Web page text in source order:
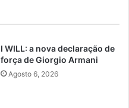
I WILL: a nova declaração de
força de Giorgio Armani
Agosto 6, 2026